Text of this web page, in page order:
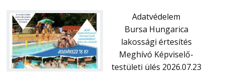
Adatvédelem
Bursa Hungarica
lakossági értesítés
Meghívó Képviselő-
testületi ülés 2026.07.23